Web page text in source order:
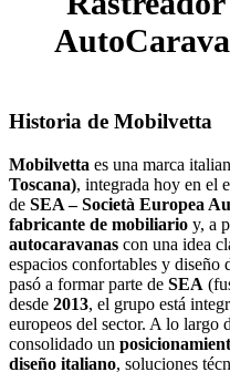
Historia de Mobilvetta
Mobilvetta es una marca
Toscana), integrada hoy en el
de SEA – Società Europea
fabricante de mobiliario y, a
autocaravanas con una idea
espacios confortables y diseño
pasó a formar parte de SEA
desde 2013, el grupo está
europeos del sector. A lo largo
consolidado un
diseño italiano, soluciones